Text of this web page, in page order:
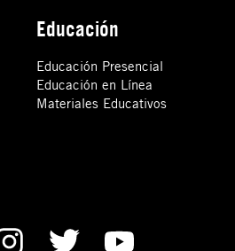
Educación
Educación Presencial
Educación en Línea
Materiales Educativos